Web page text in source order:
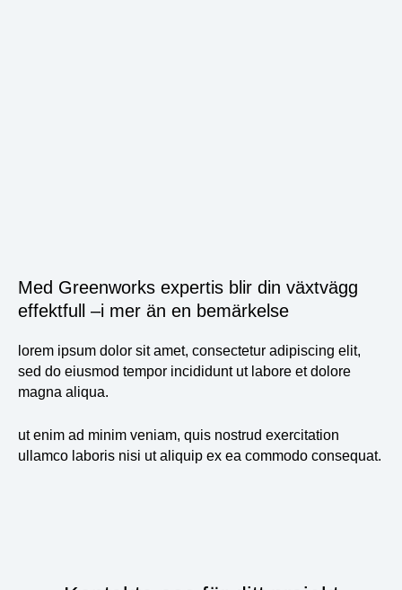
Med Greenworks expertis blir din växtvägg
effektfull –i mer än en bemärkelse
lorem ipsum dolor sit amet, consectetur adipiscing elit,
sed do eiusmod tempor incididunt ut labore et dolore
magna aliqua.
ut enim ad minim veniam, quis nostrud exercitation
ullamco laboris nisi ut aliquip ex ea commodo consequat.